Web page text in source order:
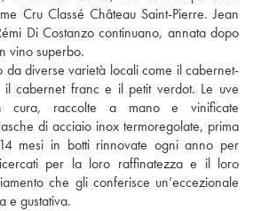
Cru Classé Château Saint-Pierre. Jean
Di Costanzo continuano, annata dopo
vino superbo.
da diverse varietà locali come il cabernet-
il cabernet franc e il petit verdot. Le uve
cura, raccolte a mano e vinificate
di acciaio inox termoregolate, prima
mesi in botti rinnovate ogni anno per
per la loro raffinatezza e il loro
che gli conferisce un’eccezionale
e gustativa.